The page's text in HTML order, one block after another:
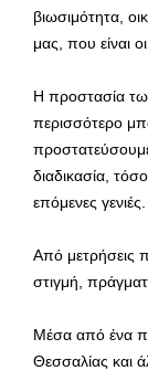
βιωσιμότητα,
μας, που είναι
Η προστασία
περισσότερο
διαδικασία,
επόμενες γενιές.
Από μετρήσεις
στιγμή,
Μέσα από ένα
Θεσσαλίας και